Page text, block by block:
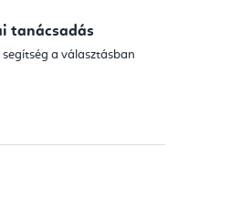
tanácsadás
segítség a választásban